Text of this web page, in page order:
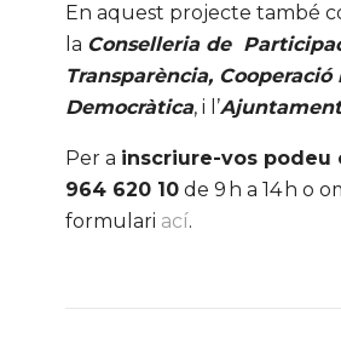
En aquest projecte també
la Conselleria de
Transparència,
Democràtica, i l’
Per a inscriure-vos podeu
964 620 10 de 9 h a 14 h o
formulari ací.